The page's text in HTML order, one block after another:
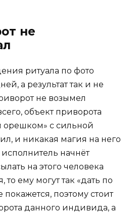
не
ритуала по фото
а результат так и не
не возымел
объект приворота
орешком» с сильной
и никакая магия на него
начнёт
на этого человека
то ему могут так «дать по
покажется, поэтому стоит
данного индивида, а